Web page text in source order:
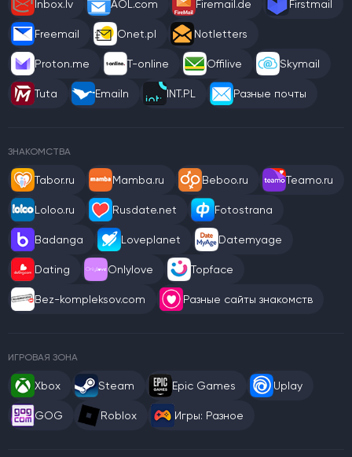
Inbox.lv AOL.com Firemail.de Firstmail
Freemail Onet.pl Notletters
Proton.me T-online Offilive Skymail
Tuta Emailn INT.PL Разные почты
ЗНАКОМСТВА
Tabor.ru Mamba.ru Beboo.ru Teamo.ru
Loloo.ru Rusdate.net Fotostrana
Badanga Loveplanet Datemyage
Dating Onlylove Topface
Bez-kompleksov.com Разные сайты знакомств
ИГРОВАЯ ЗОНА
Xbox Steam Epic Games Uplay
GOG Roblox Игры: Разное